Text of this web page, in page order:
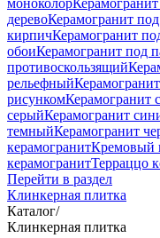
моноколор
деревоКерамогранит
кирпичКерамогранит
обоиКерамогранит под
противоскользящий
рельефный
рисункомКерамогранит
серыйКерамогранит
темныйКерамогранит
керамогранитКремовый
керамогранитТерраццо
Перейти в раздел
Клинкерная плитка
Каталог/
Клинкерная плитка